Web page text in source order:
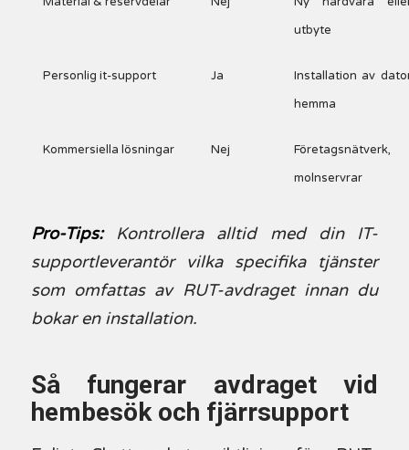
utbyte
Personlig it-support Ja
Installation av
hemma
Kommersiella lösningar Nej
Företagsnätverk,
molnservrar
Pro-Tips:
Kontrollera alltid med din IT-
supportleverantör vilka specifika tjänster
som omfattas av RUT-avdraget innan du
bokar en installation.
Så fungerar avdraget vid
hembesök och fjärrsupport